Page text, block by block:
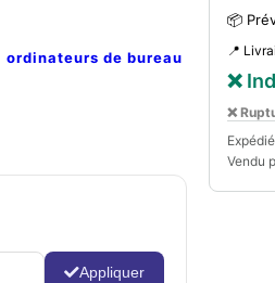
ordinateurs de bureau
Appliquer
📦
📍
❌
❌
Vendu